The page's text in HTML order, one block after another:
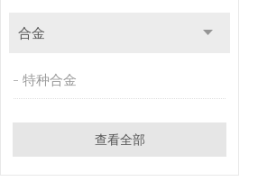
合金
特种合金
查看全部